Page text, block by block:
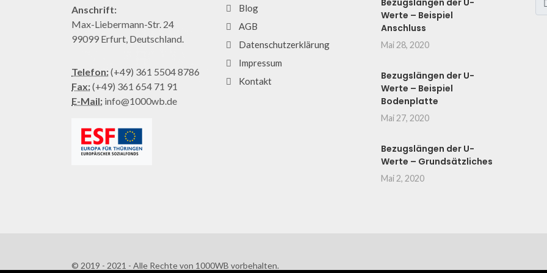
Anschrift:
Max-Liebermann-Str. 24
99099 Erfurt, Deutschland.
Telefon:(+49) 361 5504 8786
Fax:(+49) 361 654 71 91
E-Mail: info@1000wb.de
Blog
AGB
Datenschutzerklärung
Impressum
Kontakt
Bezugslängen der U-
Werte – Beispiel
Anschluss
Mai 28, 2020
Bezugslängen der U-
Werte – Beispiel
Bodenplatte
Mai 27, 2020
Bezugslängen der U-
Werte – Grundsätzliches
Mai 2, 2020
© 2019 - 2021 - Alle Rechte von 1000WB vorbehalten.